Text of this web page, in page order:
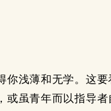
浅薄和无学。这要
或虽青年而以指导者